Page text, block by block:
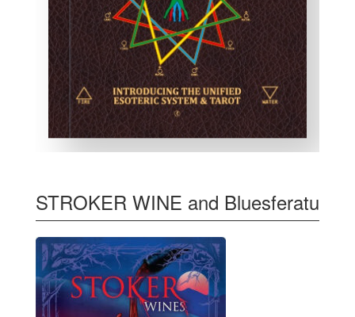
STROKER WINE and Bluesferatu